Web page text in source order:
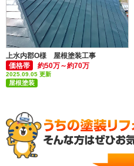
上水内郡O様 屋根塗装工事
価格帯
約50万～約70万
2025.09.05 更新
屋根塗装